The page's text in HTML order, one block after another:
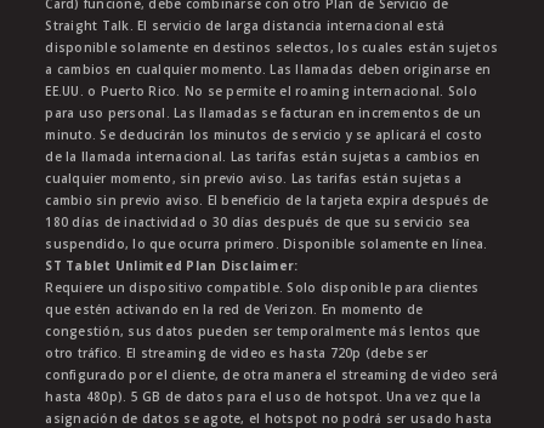
Card) funcione, debe combinarse con otro Plan de Servicio de
Straight Talk. El servicio de larga distancia internacional está
disponible solamente en destinos selectos, los cuales están sujetos
a cambios en cualquier momento. Las llamadas deben originarse en
EE.UU. o Puerto Rico. No se permite el roaming internacional. Solo
para uso personal. Las llamadas se facturan en incrementos de un
minuto. Se deducirán los minutos de servicio y se aplicará el costo
de la llamada internacional. Las tarifas están sujetas a cambios en
cualquier momento, sin previo aviso. Las tarifas están sujetas a
cambio sin previo aviso. El beneficio de la tarjeta expira después de
180 días de inactividad o 30 días después de que su servicio sea
suspendido, lo que ocurra primero. Disponible solamente en línea.
ST Tablet Unlimited Plan Disclaimer:
Requiere un dispositivo compatible. Solo disponible para clientes
que estén activando en la red de Verizon. En momento de
congestión, sus datos pueden ser temporalmente más lentos que
otro tráfico. El streaming de video es hasta 720p (debe ser
configurado por el cliente, de otra manera el streaming de video será
hasta 480p). 5 GB de datos para el uso de hotspot. Una vez que la
asignación de datos se agote, el hotspot no podrá ser usado hasta